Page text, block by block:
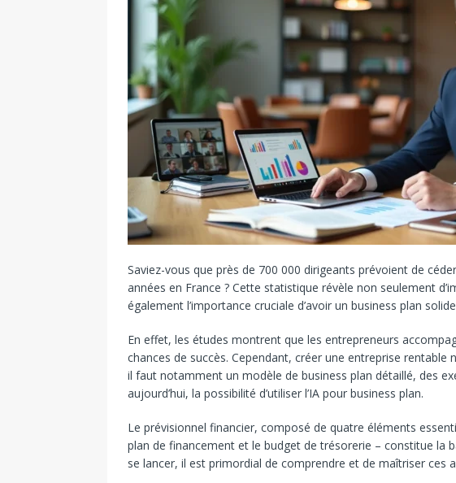
Saviez-vous que près de 700 000 dirigeants prévoient de
années en France ? Cette statistique révèle non seulement
également l’importance cruciale d’avoir un business plan
En effet, les études montrent que les entrepreneurs
chances de succès. Cependant, créer une entreprise rentable
il faut notamment un modèle de business plan détaillé, des
aujourd’hui, la possibilité d’utiliser l’IA pour business plan.
Le prévisionnel financier, composé de quatre éléments
plan de financement et le budget de trésorerie – constitue la
se lancer, il est primordial de comprendre et de maîtriser ces